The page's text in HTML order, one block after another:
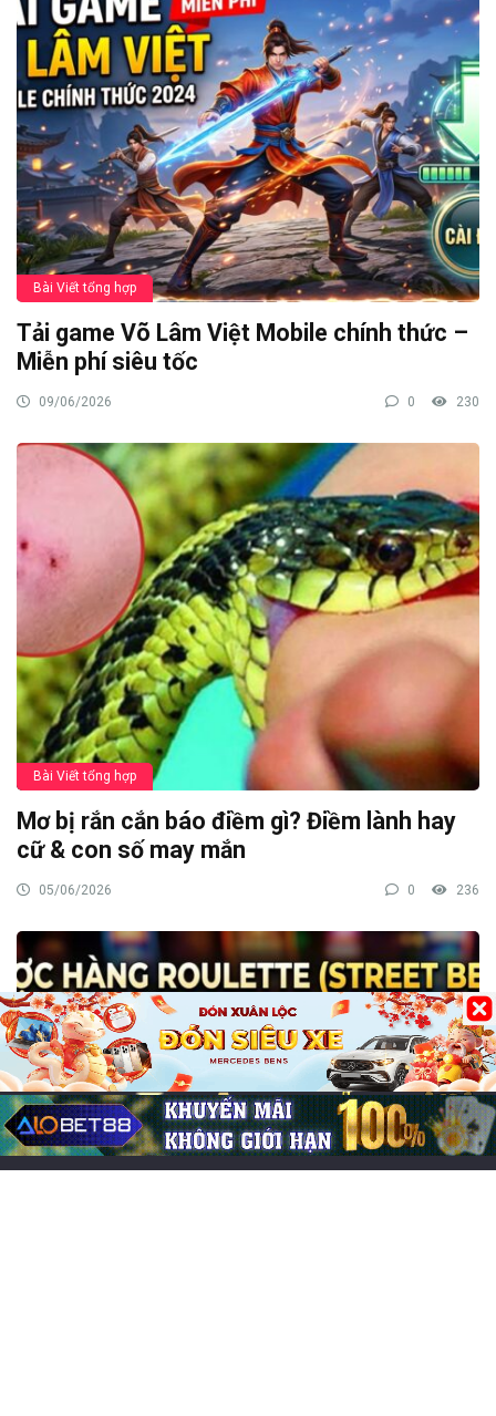
Bài Viết tổng hợp
Tải game Võ Lâm Việt Mobile chính thức –
Miễn phí siêu tốc
09/06/2026 0 230
Bài Viết tổng hợp
Mơ bị rắn cắn báo điềm gì? Điềm lành hay
cữ & con số may mắn
05/06/2026 0 236